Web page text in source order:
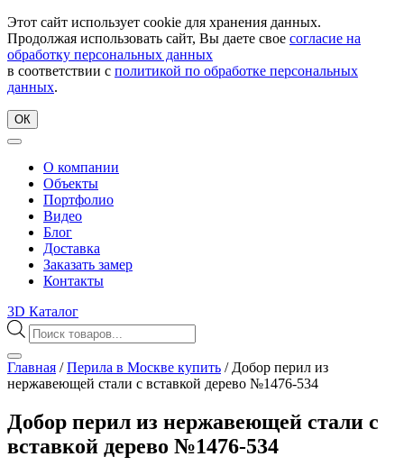
Этот сайт использует cookie для хранения данных.
Продолжая использовать сайт, Вы даете свое согласие на
обработку персональных данных
в соответствии с политикой по обработке персональных
данных.
ОК
О компании
Объекты
Портфолио
Видео
Блог
Доставка
Заказать замер
Контакты
3D Каталог
Поиск
товаров
Главная /Перила в Москве купить / Добор перил из
нержавеющей стали с вставкой дерево №1476-534
Добор перил из нержавеющей стали с
вставкой дерево №1476-534